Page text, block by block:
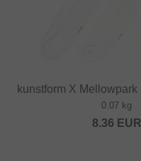
kunstform X
0.07 kg
8.36 EUR